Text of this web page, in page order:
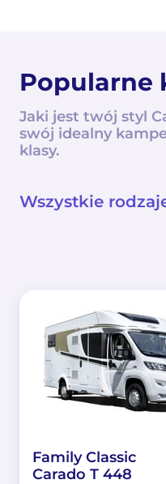
Popularne
Jaki jest twój styl
swój idealny
klasy.
Wszystkie
Family Classic
Carado T 448